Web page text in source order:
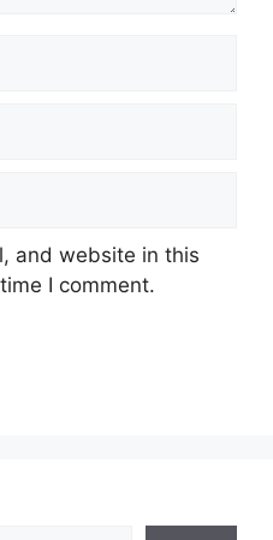
and website in this
I comment.